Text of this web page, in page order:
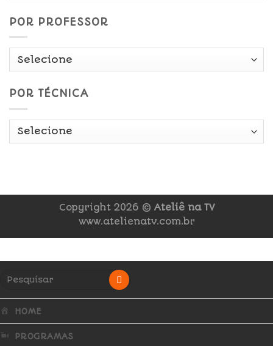
POR PROFESSOR
POR TÉCNICA
Copyright 2026 © Ateliê na TV
www.atelienatv.com.br
HOME
PROGRAMAS